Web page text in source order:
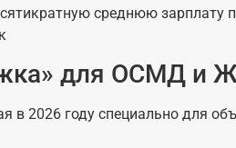
среднюю зарплату
для ОСМД и
в 2026 году специально для